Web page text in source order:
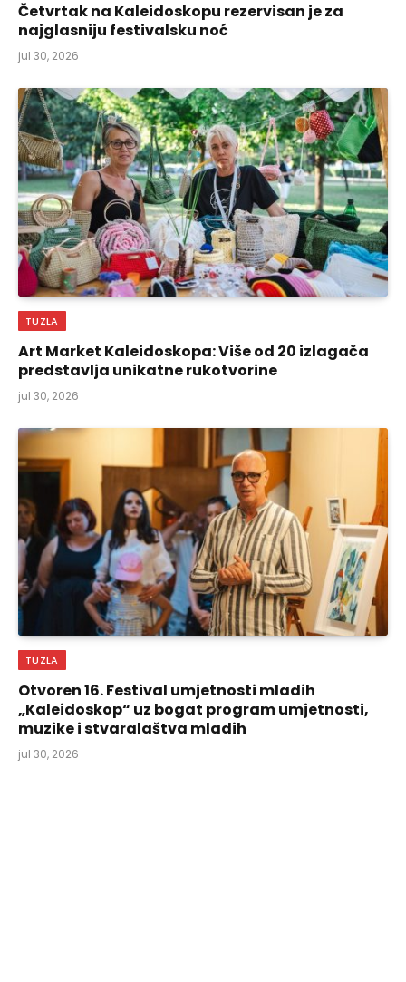
Četvrtak na Kaleidoskopu rezervisan je za
najglasniju festivalsku noć
jul 30, 2026
TUZLA
Art Market Kaleidoskopa: Više od 20 izlagača
predstavlja unikatne rukotvorine
jul 30, 2026
TUZLA
Otvoren 16. Festival umjetnosti mladih
„Kaleidoskop“ uz bogat program umjetnosti,
muzike i stvaralaštva mladih
jul 30, 2026